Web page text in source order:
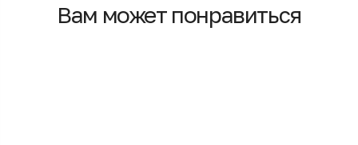
Вам может понравиться